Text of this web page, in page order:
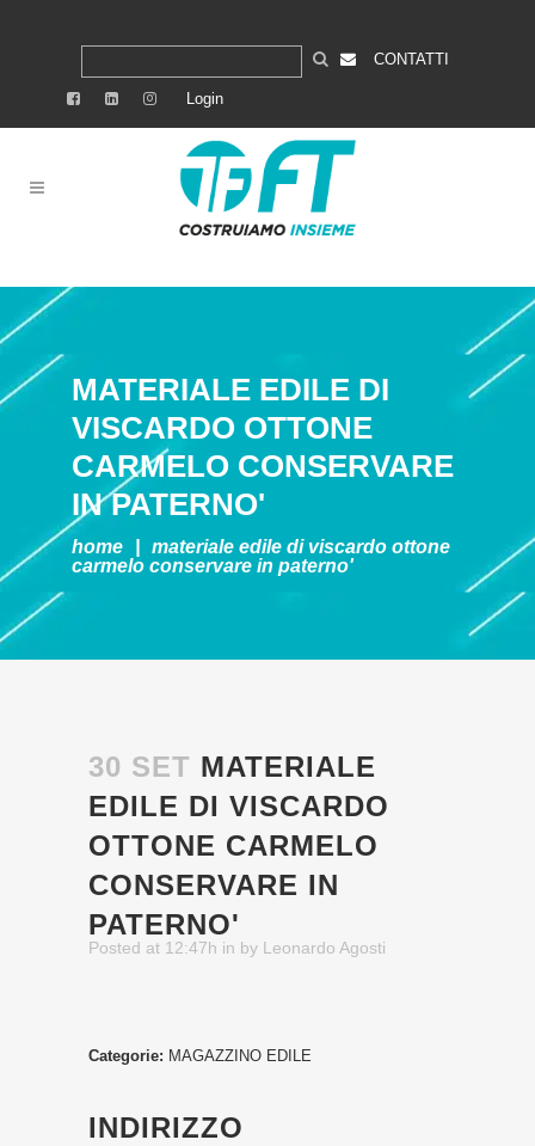
CONTATTI
Login
MATERIALE EDILE DI
VISCARDO OTTONE
CARMELO CONSERVARE
IN PATERNO'
home
materiale edile di viscardo ottone
carmelo conservare in paterno'
30 SET MATERIALE
EDILE DI VISCARDO
OTTONE CARMELO
CONSERVARE IN
PATERNO'
Posted at 12:47h in by Leonardo Agosti
Categorie: MAGAZZINO EDILE
INDIRIZZO